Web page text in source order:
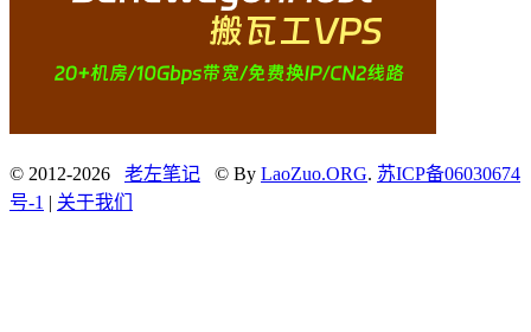
© 2012-2026 老左笔记 © By LaoZuo.ORG. 苏ICP备06030674
号-1 | 关于我们